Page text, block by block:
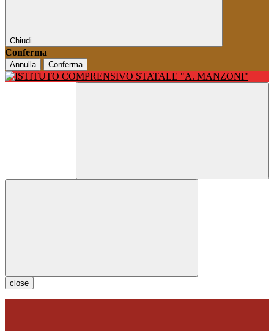
Chiudi
Conferma
Annulla Conferma
close